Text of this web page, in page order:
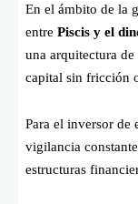
En el ámbito de la
entre Piscis y el
una arquitectura
capital sin fricción
Para el inversor de
vigilancia
estructuras